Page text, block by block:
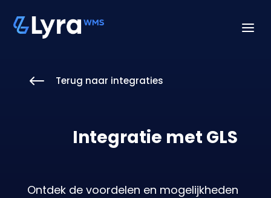
a
# Terug naar integraties
Integratie met GLS
Ontdek de voordelen en mogelijkheden